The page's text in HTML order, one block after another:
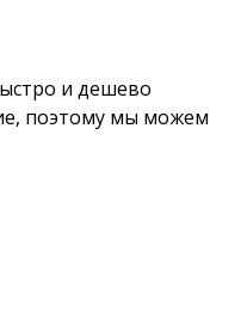
и дешево
поэтому мы можем